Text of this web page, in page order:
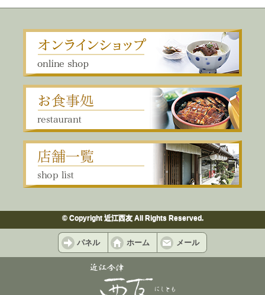
© Copyright 近江西友 All Rights Reserved.
パネル ホーム メール